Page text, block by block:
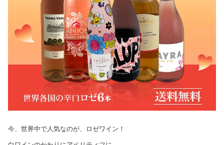
今、世界中で人気なのが、ロゼワイン！